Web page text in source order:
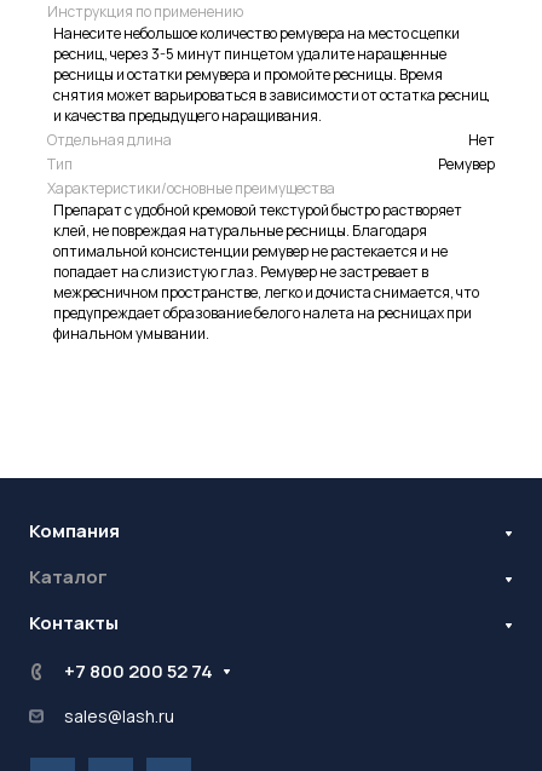
Инструкция по применению
Нанесите небольшое количество ремувера на место сцепки
ресниц, через 3-5 минут пинцетом удалите наращенные
ресницы и остатки ремувера и промойте ресницы. Время
снятия может варьироваться в зависимости от остатка ресниц
и качества предыдущего наращивания.
Отдельная длина
Нет
Тип
Ремувер
Характеристики/основные преимущества
Препарат с удобной кремовой текстурой быстро растворяет
клей, не повреждая натуральные ресницы. Благодаря
оптимальной консистенции ремувер не растекается и не
попадает на слизистую глаз. Ремувер не застревает в
межресничном пространстве, легко и дочиста снимается, что
предупреждает образование белого налета на ресницах при
финальном умывании.
Компания
Бренды
Блог
Каталог
Наращивание ресниц
Ламинирование ресниц и бровей
Контакты
Стань оптовиком
Контрактное производство
+7 800 200 52 74
sales@lash.ru